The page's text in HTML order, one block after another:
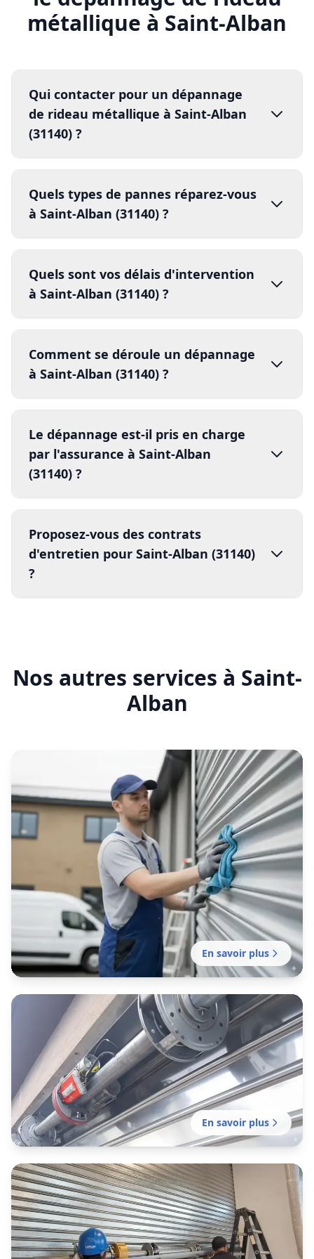
intervention rapide de rideau
30 minutes
débloquer réparer
sécuriser
Quels types de pannes réparez-vous
toutes les pannes de
rideaux métalliques
Blocage complet
Moteur en panne
Serrureforcée
pièces de
rechange
Quels sont vos délais d'intervention
à Saint-Alban (31140) ?
Réponse en moins de 5 minutes
intervention sous 30 minutes
jour même 48h
Comment se déroule un dépannage
à Saint-Alban (31140) ?
2.
4.
5. compte rendu détaillé
Le dépannage est-il pris en charge
par l'assurance à Saint-Alban
(31140) ?
effraction
dégâts climatiques
assurance
facture détaillée
Proposez-vous des contrats
d'entretien pour Saint-Alban (31140)
80% les risques de panne
Nos autres services à Saint-
Alban
Entretien rideau métallique
Saint-Alban
Contrat d'entretien préventif réalisé par notre
établissement local pour garantir le bon
fonctionnement de vos fermetures métalliques.
En savoir plus
Motorisation rideau métallique
Saint-Alban
Motorisation de votre rideau manuel existant
réalisée par notre établissement local pour
plus de confort et de sécurité.
En savoir plus
Installation rideau métallique
Saint-Alban
Installation professionnelle de fermeture en
En savoir plus